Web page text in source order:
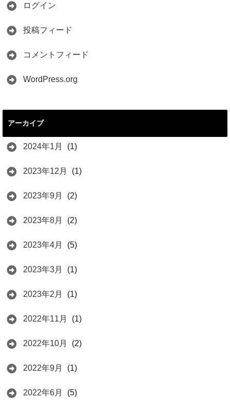
ログイン
投稿フィード
コメントフィード
WordPress.org
アーカイブ
2024年1月 (1)
2023年12月 (1)
2023年9月 (2)
2023年8月 (2)
2023年4月 (5)
2023年3月 (1)
2023年2月 (1)
2022年11月 (1)
2022年10月 (2)
2022年9月 (1)
2022年6月 (5)